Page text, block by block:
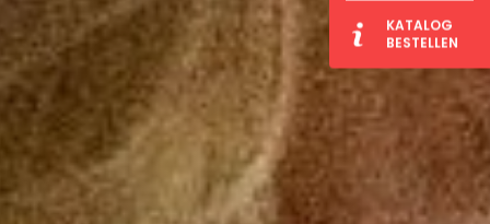
KATALOG
BESTELLEN